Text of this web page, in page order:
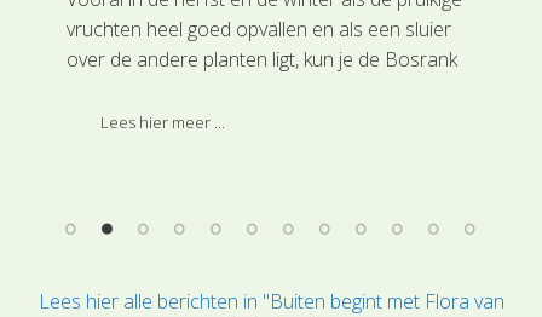
vruchten heel goed opvallen en als een sluier
over de andere planten ligt, kun je de Bosrank
Lees hier meer ...
Lees hier alle berichten in "Buiten begint met Flora van